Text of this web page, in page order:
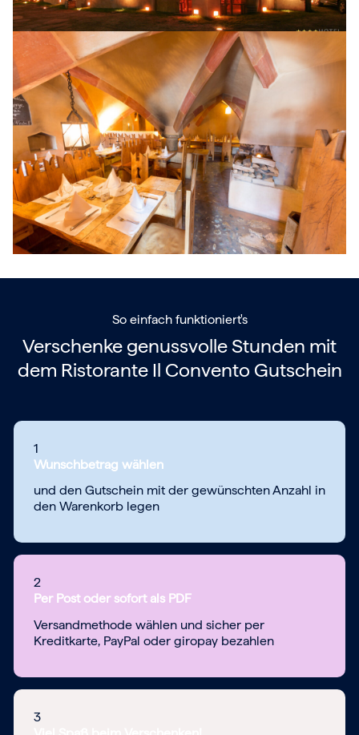
So einfach funktioniert's
Verschenke genussvolle Stunden mit
dem Ristorante Il Convento Gutschein
1
Wunschbetrag wählen
und den Gutschein mit der gewünschten Anzahl in
den Warenkorb legen
2
Per Post oder sofort als PDF
Versandmethode wählen und sicher per
Kreditkarte, PayPal oder giropay bezahlen
3